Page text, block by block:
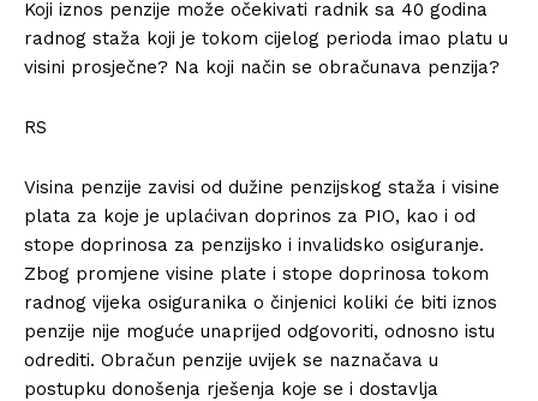
Koji iznos penzije može očekivati radnik sa 40 godina
radnog staža koji je tokom cijelog perioda imao platu u
visini prosječne? Na koji način se obračunava penzija?
RS
Visina penzije zavisi od dužine penzijskog staža i visine
plata za koje je uplaćivan doprinos za PIO, kao i od
stope doprinosa za penzijsko i invalidsko osiguranje.
Zbog promjene visine plate i stope doprinosa tokom
radnog vijeka osiguranika o činjenici koliki će biti iznos
penzije nije moguće unaprijed odgovoriti, odnosno istu
odrediti. Obračun penzije uvijek se naznačava u
postupku donošenja rješenja koje se i dostavlja